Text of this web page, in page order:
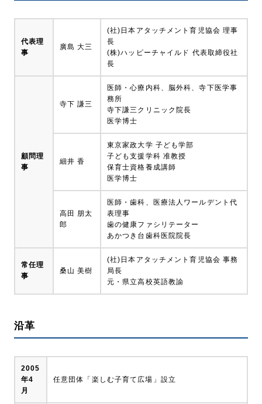
代表理
事
廣島 大三
(社)日本アタッチメント育児協会 理事
長
(株)ハッピーチャイルド 代表取締役社
長
顧問理
事
寺下 謙三
医師・心療内科、脳外科、寺下医学事
務所
寺下謙三クリニック院長
医学博士
細井 香
東京家政大学 子ども学部
子ども支援学科 准教授
保育士資格養成講師
医学博士
高田 朋太
郎
医師・歯科、医療法人ワールデント代
表理事
歯の健康ファシリテーター
あかつき台歯科医院院長
常任理
事
桑山 美樹
(社)日本アタッチメント育児協会 事務
局長
元・県立高校英語教諭
沿革
2005
年4
月
任意団体「楽しむ子育て広場」設立